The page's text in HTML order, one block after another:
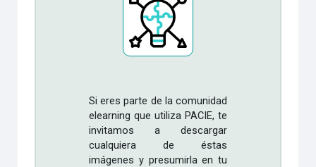
Si eres parte de la comunidad
elearning que utiliza PACIE, te
invitamos a descargar
cualquiera de éstas
imágenes y presumirla en tu